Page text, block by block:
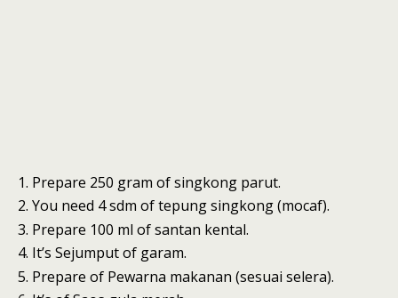
Prepare 250 gram of singkong parut.
You need 4 sdm of tepung singkong (mocaf).
Prepare 100 ml of santan kental.
It’s Sejumput of garam.
Prepare of Pewarna makanan (sesuai selera).